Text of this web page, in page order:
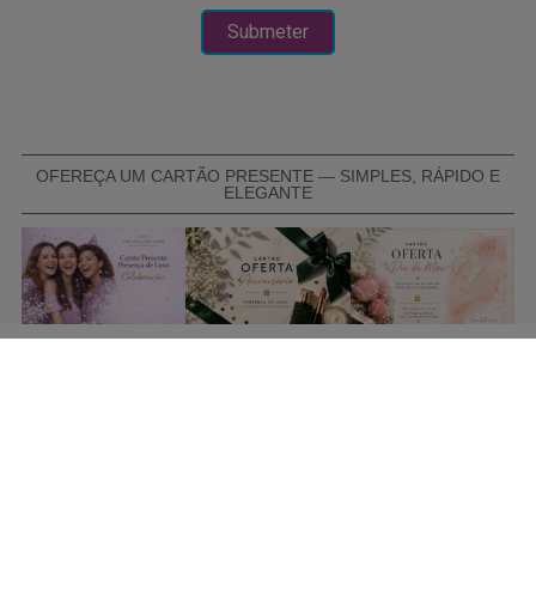
OFEREÇA UM CARTÃO PRESENTE — SIMPLES, RÁPIDO E
ELEGANTE